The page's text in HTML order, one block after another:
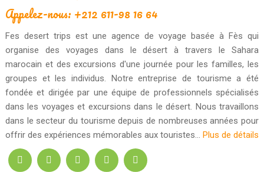
Appelez-nous: +212 611-98 16 64
Fes desert trips est une agence de voyage basée à Fès qui
organise des voyages dans le désert à travers le Sahara
marocain et des excursions d'une journée pour les familles, les
groupes et les individus. Notre entreprise de tourisme a été
fondée et dirigée par une équipe de professionnels spécialisés
dans les voyages et excursions dans le désert. Nous travaillons
dans le secteur du tourisme depuis de nombreuses années pour
offrir des expériences mémorables aux touristes... Plus de détails